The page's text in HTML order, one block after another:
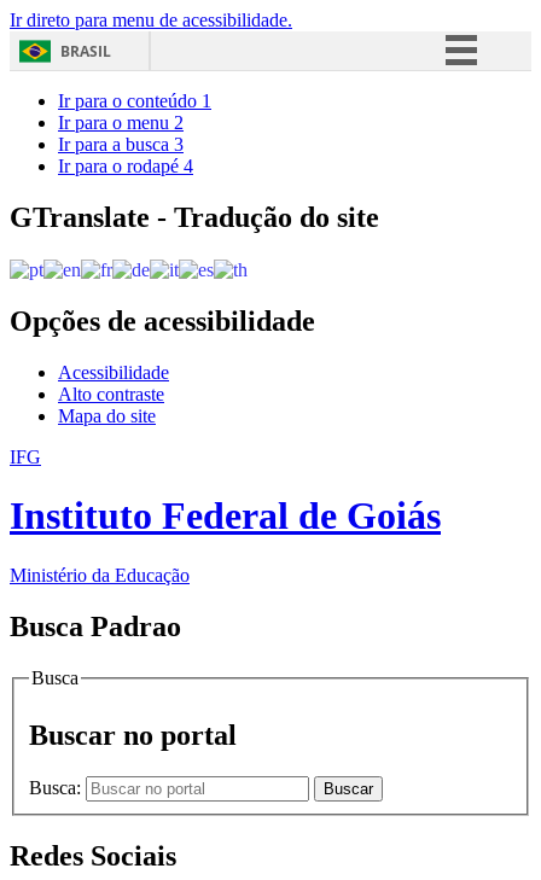
Ir direto para menu de acessibilidade.
BRASIL
Acesso à informação
Ir para o conteúdo 1
Ir para o menu 2
Ir para a busca 3
Ir para o rodapé 4
GTranslate - Tradução do site
Opções de acessibilidade
Acessibilidade
Alto contraste
Mapa do site
IFG
Instituto Federal de Goiás
Ministério da Educação
Busca Padrao
Busca
Buscar no portal
Busca: Buscar
Redes Sociais